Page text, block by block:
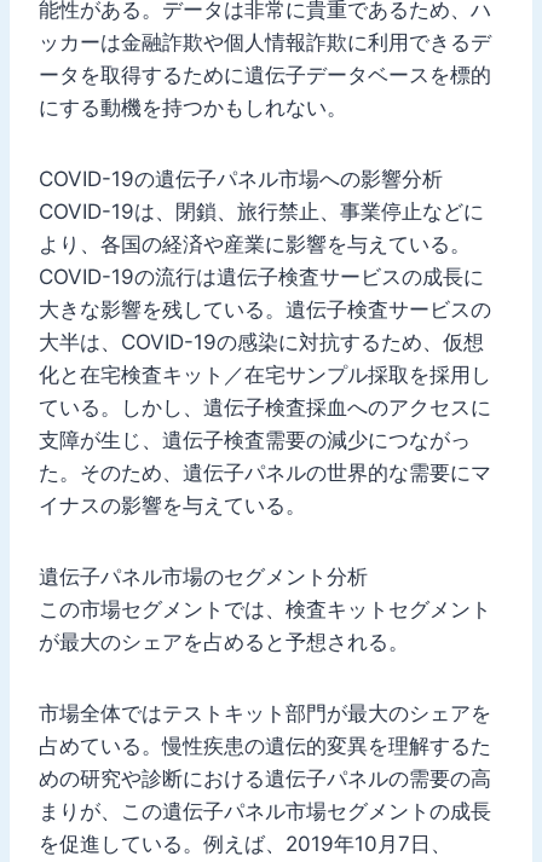
能性がある。データは非常に貴重であるため、ハ
ッカーは金融詐欺や個人情報詐欺に利用できるデ
ータを取得するために遺伝子データベースを標的
にする動機を持つかもしれない。
COVID-19の遺伝子パネル市場への影響分析
COVID-19は、閉鎖、旅行禁止、事業停止などに
より、各国の経済や産業に影響を与えている。
COVID-19の流行は遺伝子検査サービスの成長に
大きな影響を残している。遺伝子検査サービスの
大半は、COVID-19の感染に対抗するため、仮想
化と在宅検査キット／在宅サンプル採取を採用し
ている。しかし、遺伝子検査採血へのアクセスに
支障が生じ、遺伝子検査需要の減少につながっ
た。そのため、遺伝子パネルの世界的な需要にマ
イナスの影響を与えている。
遺伝子パネル市場のセグメント分析
この市場セグメントでは、検査キットセグメント
が最大のシェアを占めると予想される。
市場全体ではテストキット部門が最大のシェアを
占めている。慢性疾患の遺伝的変異を理解するた
めの研究や診断における遺伝子パネルの需要の高
まりが、この遺伝子パネル市場セグメントの成長
を促進している。例えば、2019年10月7日、